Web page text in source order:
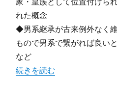
れた概念
◆男系継承が古来例外なく
もので男系で繋がれば良い
など
“皇統・皇位継承議論の土台
続きを読む